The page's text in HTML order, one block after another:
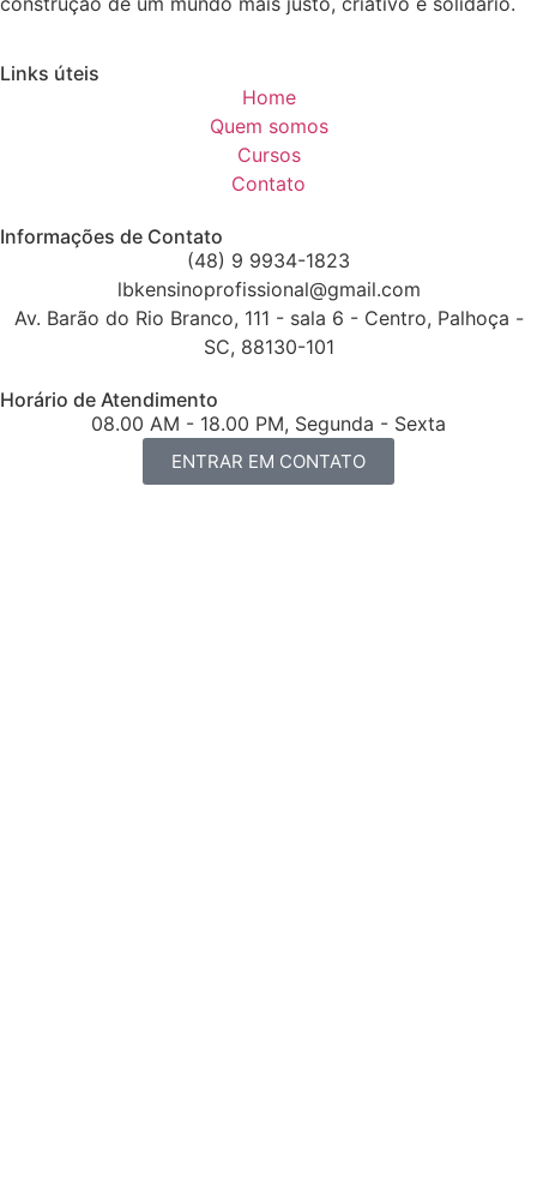
Links úteis
Home
Quem somos
Cursos
Contato
Informações de Contato
(48) 9 9934-1823
lbkensinoprofissional@gmail.com
Av. Barão do Rio Branco, 111 - sala 6 - Centro, Palhoça -
SC, 88130-101
Horário de Atendimento
08.00 AM - 18.00 PM, Segunda - Sexta
ENTRAR EM CONTATO